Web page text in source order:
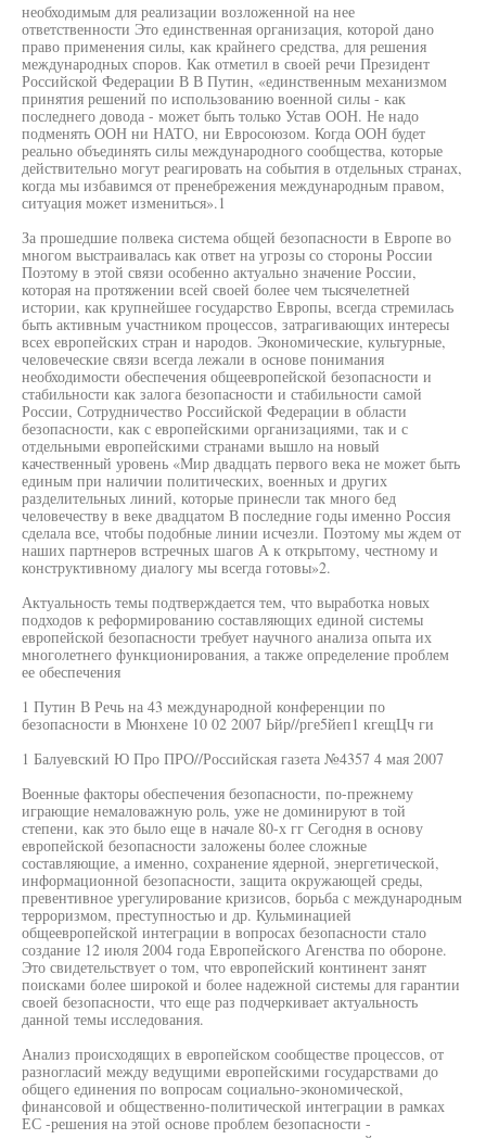
необходимым для реализации возложенной на нее
ответственности Это единственная организация, которой дано
право применения силы, как крайнего средства, для решения
международных споров. Как отметил в своей речи Президент
Российской Федерации В В Путин, «единственным механизмом
принятия решений по использованию военной силы - как
последнего довода - может быть только Устав ООН. Не надо
подменять ООН ни НАТО, ни Евросоюзом. Когда ООН будет
реально объединять силы международного сообщества, которые
действительно могут реагировать на события в отдельных странах,
когда мы избавимся от пренебрежения международным правом,
ситуация может измениться».1
За прошедшие полвека система общей безопасности в Европе во
многом выстраивалась как ответ на угрозы со стороны России
Поэтому в этой связи особенно актуально значение России,
которая на протяжении всей своей более чем тысячелетней
истории, как крупнейшее государство Европы, всегда стремилась
быть активным участником процессов, затрагивающих интересы
всех европейских стран и народов. Экономические, культурные,
человеческие связи всегда лежали в основе понимания
необходимости обеспечения общеевропейской безопасности и
стабильности как залога безопасности и стабильности самой
России, Сотрудничество Российской Федерации в области
безопасности, как с европейскими организациями, так и с
отдельными европейскими странами вышло на новый
качественный уровень «Мир двадцать первого века не может быть
единым при наличии политических, военных и других
разделительных линий, которые принесли так много бед
человечеству в веке двадцатом В последние годы именно Россия
сделала все, чтобы подобные линии исчезли. Поэтому мы ждем от
наших партнеров встречных шагов А к открытому, честному и
конструктивному диалогу мы всегда готовы»2.
Актуальность темы подтверждается тем, что выработка новых
подходов к реформированию составляющих единой системы
европейской безопасности требует научного анализа опыта их
многолетнего функционирования, а также определение проблем
ее обеспечения
1 Путин В Речь на 43 международной конференции по
безопасности в Мюнхене 10 02 2007 Ьйр//рге5йеп1 кгещЦч ги
1 Балуевский Ю Про ПРО//Российская газета №4357 4 мая 2007
Военные факторы обеспечения безопасности, по-прежнему
играющие немаловажную роль, уже не доминируют в той
степени, как это было еще в начале 80-х гг Сегодня в основу
европейской безопасности заложены более сложные
составляющие, а именно, сохранение ядерной, энергетической,
информационной безопасности, защита окружающей среды,
превентивное урегулирование кризисов, борьба с международным
терроризмом, преступностью и др. Кульминацией
общеевропейской интеграции в вопросах безопасности стало
создание 12 июля 2004 года Европейского Агенства по обороне.
Это свидетельствует о том, что европейский континент занят
поисками более широкой и более надежной системы для гарантии
своей безопасности, что еще раз подчеркивает актуальность
данной темы исследования.
Анализ происходящих в европейском сообществе процессов, от
разногласий между ведущими европейскими государствами до
общего единения по вопросам социально-экономической,
финансовой и общественно-политической интеграции в рамках
ЕС -решения на этой основе проблем безопасности -